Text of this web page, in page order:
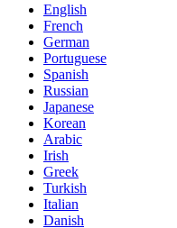
English
French
German
Portuguese
Spanish
Russian
Japanese
Korean
Arabic
Irish
Greek
Turkish
Italian
Danish